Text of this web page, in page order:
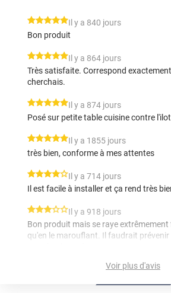
*****
Il y a 840 jours
Bon produit
*****
Il y a 864 jours
Très satisfaite. Correspond
cherchais.
*****
Il y a 874 jours
Posé sur petite table cuisine contre l'ilot
*****
Il y a 1855 jours
très bien, conforme à mes attentes
*****Il y a 714 jours
Il est facile à installer et ça rend très
*****Il y a 918 jours
Bon produit mais se raye extrêmement
qu'en le marouflant. Il faudrait
Commentaire Luminis Films-02/
Bonjour, Pouvez-vous nous faire un
Voir plus d'avis